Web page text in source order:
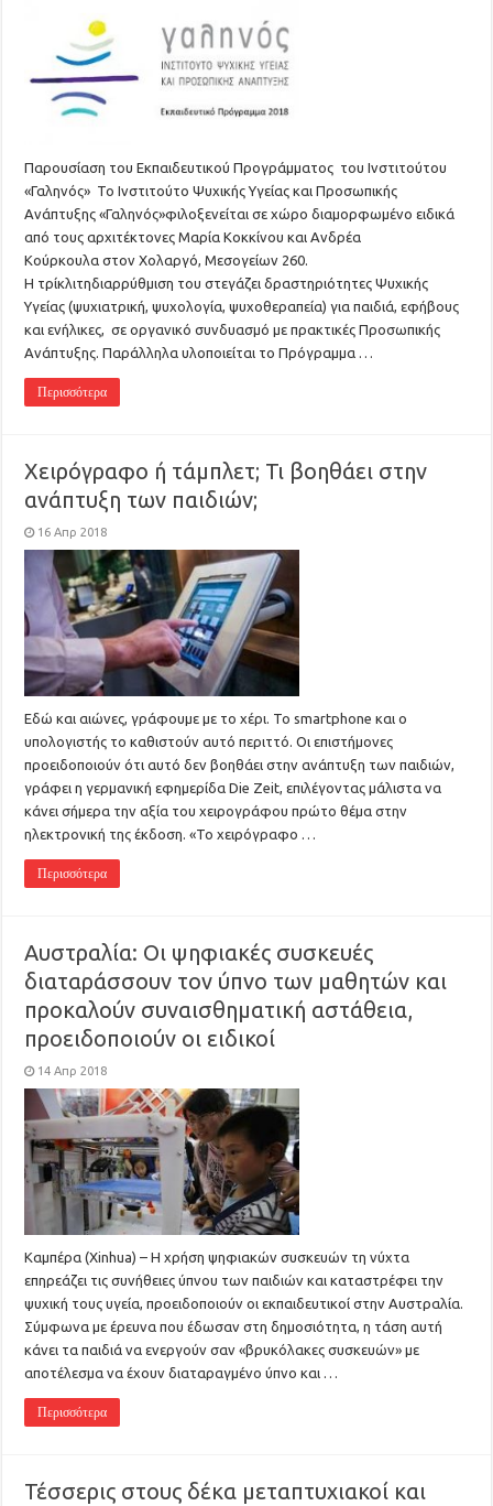
Παρουσίαση του Εκπαιδευτικού Προγράμματος του Ινστιτούτου
«Γαληνός» Το Ινστιτούτο Ψυχικής Υγείας και Προσωπικής
Ανάπτυξης «Γαληνός»φιλοξενείται σε χώρο διαμορφωμένο ειδικά
από τους αρχιτέκτονες Μαρία Κοκκίνου και Ανδρέα
Κούρκουλα στον Χολαργό, Μεσογείων 260.
Η τρίκλιτηδιαρρύθμιση του στεγάζει δραστηριότητες Ψυχικής
Υγείας (ψυχιατρική, ψυχολογία, ψυχοθεραπεία) για παιδιά, εφήβους
και ενήλικες, σε οργανικό συνδυασμό με πρακτικές Προσωπικής
Ανάπτυξης. Παράλληλα υλοποιείται το Πρόγραμμα …
Περισσότερα
Χειρόγραφο ή τάμπλετ; Τι βοηθάει στην
ανάπτυξη των παιδιών;
16 Απρ 2018
Εδώ και αιώνες, γράφουμε με το χέρι. Το smartphone και ο
υπολογιστής το καθιστούν αυτό περιττό. Οι επιστήμονες
προειδοποιούν ότι αυτό δεν βοηθάει στην ανάπτυξη των παιδιών,
γράφει η γερμανική εφημερίδα Die Zeit, επιλέγοντας μάλιστα να
κάνει σήμερα την αξία του χειρογράφου πρώτο θέμα στην
ηλεκτρονική της έκδοση. «Το χειρόγραφο …
Περισσότερα
Αυστραλία: Οι ψηφιακές συσκευές
διαταράσσουν τον ύπνο των μαθητών και
προκαλούν συναισθηματική αστάθεια,
προειδοποιούν οι ειδικοί
14 Απρ 2018
Καμπέρα (Xinhua) – Η χρήση ψηφιακών συσκευών τη νύχτα
επηρεάζει τις συνήθειες ύπνου των παιδιών και καταστρέφει την
ψυχική τους υγεία, προειδοποιούν οι εκπαιδευτικοί στην Αυστραλία.
Σύμφωνα με έρευνα που έδωσαν στη δημοσιότητα, η τάση αυτή
κάνει τα παιδιά να ενεργούν σαν «βρυκόλακες συσκευών» με
αποτέλεσμα να έχουν διαταραγμένο ύπνο και …
Περισσότερα
Τέσσερις στους δέκα μεταπτυχιακοί και